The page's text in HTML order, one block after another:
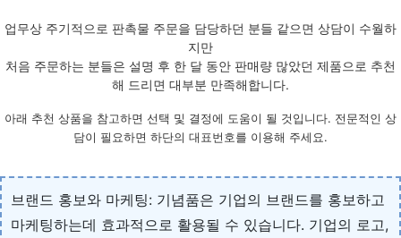
업무상 주기적으로 판촉물 주문을 담당하던 분들 같으면 상담이 수월하
지만
처음 주문하는 분들은 설명 후 한 달 동안 판매량 많았던 제품으로 추천
해 드리면 대부분 만족해합니다.
아래 추천 상품을 참고하면 선택 및 결정에 도움이 될 것입니다. 전문적인 상
담이 필요하면 하단의 대표번호를 이용해 주세요.
브랜드 홍보와 마케팅: 기념품은 기업의 브랜드를 홍보하고
마케팅하는데 효과적으로 활용될 수 있습니다. 기업의 로고,